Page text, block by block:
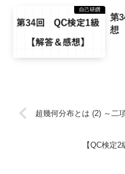
自己研鑽
第
想
超幾何分布とは (2) ～二
【QC検定